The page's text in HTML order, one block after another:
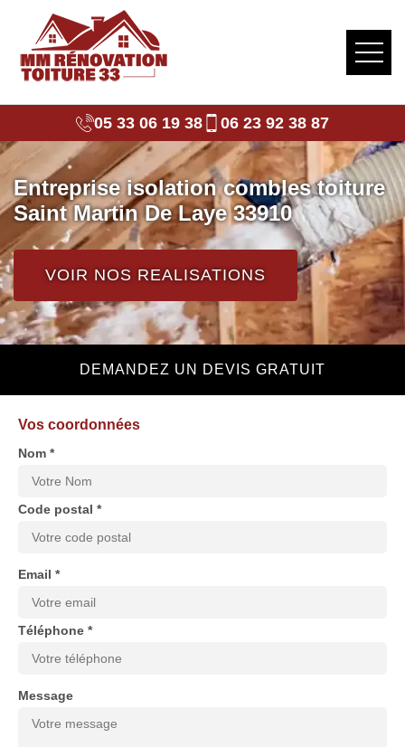
05 33 06 19 38 06 23 92 38 87
Entreprise isolation combles toiture
Saint Martin De Laye 33910
VOIR NOS REALISATIONS
DEMANDEZ UN DEVIS GRATUIT
Vos coordonnées
Nom *
Code postal *
Email *
Téléphone *
Message